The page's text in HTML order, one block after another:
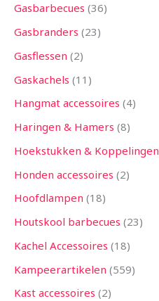
Gasbarbecues 36
Gasbranders 23
Gasflessen 2
Gaskachels 11
Hangmat accessoires 4
Haringen & Hamers 8
Hoekstukken & Koppelingen
Honden accessoires 2
Hoofdlampen 18
Houtskool barbecues 23
Kachel Accessoires 18
Kampeerartikelen 559
Kast accessoires 2